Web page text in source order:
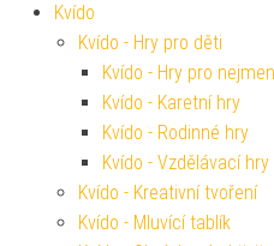
Kvído
Kvído - Hry pro děti
Kvído - Hry pro
Kvído - Karetní hry
Kvído - Rodinné hry
Kvído - Vzdělávací hry
Kvído - Kreativní tvoření
Kvído - Mluvící tablík